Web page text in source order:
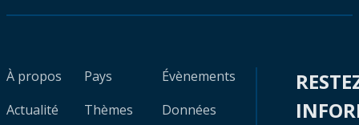
À propos
Actualité
Pays
Thèmes
Évènements
Données